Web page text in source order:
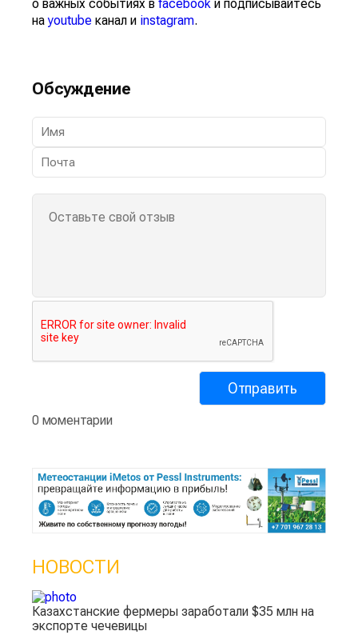
о важных событиях в facebook и подписывайтесь
наyoutube канал и instagram.
Обсуждение
0 моментарии
НОВОСТИ
Казахстанские фермеры заработали $35 млн на
экспорте чечевицы